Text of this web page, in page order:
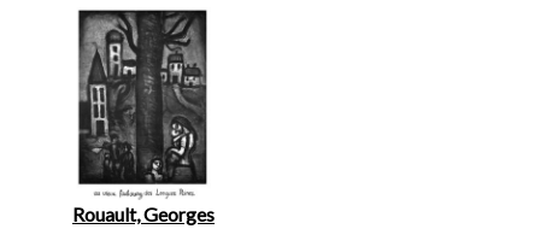
Rouault, Georges